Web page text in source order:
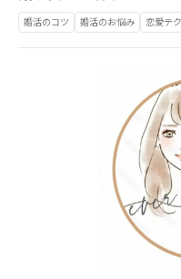
婚活のコツ 婚活のお悩み 恋愛テ